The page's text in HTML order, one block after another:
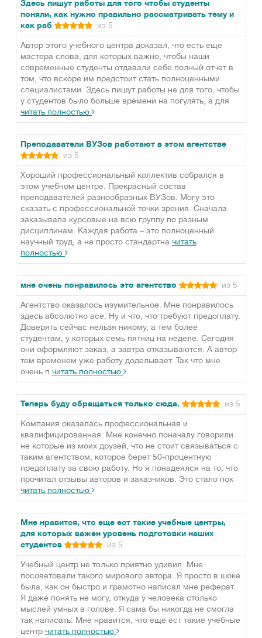
Здесь пишут работы для того чтобы студенты
поняли, как нужно правильно рассматривать тему и
как раб
из 5
Автор этого учебного центра доказал, что есть еще
мастера слова, для которых важно, чтобы наши
современные студенты отдавали себе полный отчет в
том, что вскоре им предстоит стать полноценными
специалистами. Здесь пишут работы не для того, чтобы
у студентов было больше времени на погулять, а для
читать полностью
Преподаватели ВУЗов работают в этом агентстве
из 5
Хороший профессиональный коллектив собрался в
этом учебном центре. Прекрасный состав
преподавателей разнообразных ВУЗов. Могу это
сказать с профессиональной точки зрения. Сначала
заказывала курсовые на всю группу по разным
дисциплинам. Каждая работа – это полноценный
научный труд, а не просто стандартна читать
полностью
мне очень понравилось это агентство из 5
Агентство оказалось изумительное. Мне понравилось
здесь абсолютно все. Ну и что, что требуют предоплату.
Доверять сейчас нельзя никому, а тем более
студентам, у которых семь пятниц на неделе. Сегодня
они оформляют заказ, а завтра отказываются. А автор
тем временем уже работу доделывает. Так что мне
очень п читать полностью
Теперь буду обращаться только сюда. из 5
Компания оказалась профессиональная и
квалифицированная. Мне конечно поначалу говорили
не которые из моих друзей, что не стоит связываться с
таким агентством, которое берет 50-процентную
предоплату за свою работу. Но я понадеялся на то, что
прочитал отзывы авторов и заказчиков. Это стало пок
читать полностью
Мне нравится, что еще ест такие учебные центры,
для которых важен уровень подготовки наших
студентов
из 5
Учебный центр не только приятно удивил. Мне
посоветовали такого мирового автора. Я просто в шоке
была, как он быстро и грамотно написал мне реферат.
Я даже понять не могу, откуда у человека столько
мыслей умных в голове. Я сама бы никогда не смогла
так написать. Мне нравится, что еще ест такие учебные
центр читать полностью